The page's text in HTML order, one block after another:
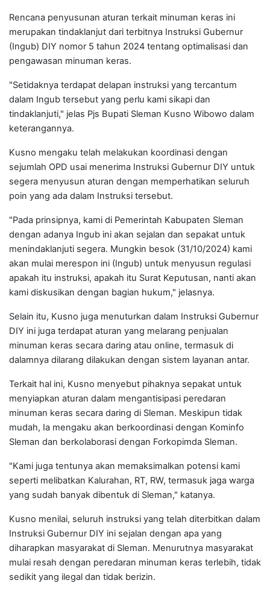
Rencana penyusunan aturan terkait minuman keras ini
merupakan tindaklanjut dari terbitnya Instruksi Gubernur
(Ingub) DIY nomor 5 tahun 2024 tentang optimalisasi dan
pengawasan minuman keras.
"Setidaknya terdapat delapan instruksi yang tercantum
dalam Ingub tersebut yang perlu kami sikapi dan
tindaklanjuti," jelas Pjs Bupati Sleman Kusno Wibowo dalam
keterangannya.
Kusno mengaku telah melakukan koordinasi dengan
sejumlah OPD usai menerima Instruksi Gubernur DIY untuk
segera menyusun aturan dengan memperhatikan seluruh
poin yang ada dalam Instruksi tersebut.
"Pada prinsipnya, kami di Pemerintah Kabupaten Sleman
dengan adanya Ingub ini akan sejalan dan sepakat untuk
menindaklanjuti segera. Mungkin besok (31/10/2024) kami
akan mulai merespon ini (Ingub) untuk menyusun regulasi
apakah itu instruksi, apakah itu Surat Keputusan, nanti akan
kami diskusikan dengan bagian hukum," jelasnya.
Selain itu, Kusno juga menuturkan dalam Instruksi Gubernur
DIY ini juga terdapat aturan yang melarang penjualan
minuman keras secara daring atau online, termasuk di
dalamnya dilarang dilakukan dengan sistem layanan antar.
Terkait hal ini, Kusno menyebut pihaknya sepakat untuk
menyiapkan aturan dalam mengantisipasi peredaran
minuman keras secara daring di Sleman. Meskipun tidak
mudah, Ia mengaku akan berkoordinasi dengan Kominfo
Sleman dan berkolaborasi dengan Forkopimda Sleman.
"Kami juga tentunya akan memaksimalkan potensi kami
seperti melibatkan Kalurahan, RT, RW, termasuk jaga warga
yang sudah banyak dibentuk di Sleman," katanya.
Kusno menilai, seluruh instruksi yang telah diterbitkan dalam
Instruksi Gubernur DIY ini sejalan dengan apa yang
diharapkan masyarakat di Sleman. Menurutnya masyarakat
mulai resah dengan peredaran minuman keras terlebih, tidak
sedikit yang ilegal dan tidak berizin.